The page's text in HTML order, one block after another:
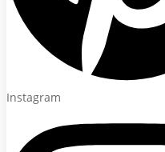
Instagram